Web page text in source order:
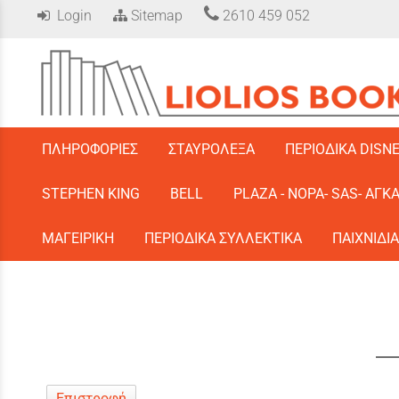
Login Sitemap 2610 459 052
ΠΛΗΡΟΦΟΡΙΕΣ ΣΤΑΥΡΟΛΕΞΑ ΠΕΡΙΟΔΙΚΑ
STEPHEN KING BELL PLAZA - ΝΟΡΑ- SAS-
ΜΑΓΕΙΡΙΚΗ ΠΕΡΙΟΔΙΚΑ ΣΥΛΛΕΚΤΙΚΑ ΠΑΙΧΝΙΔΙΑ